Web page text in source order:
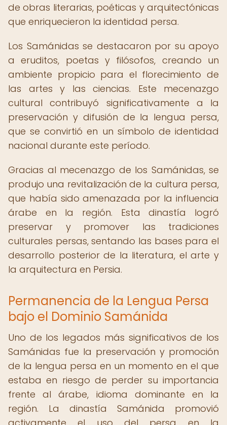
de obras literarias, poéticas y arquitectónicas
que enriquecieron la identidad persa.
Los Samánidas se destacaron por su apoyo
a eruditos, poetas y filósofos, creando un
ambiente propicio para el florecimiento de
las artes y las ciencias. Este mecenazgo
cultural contribuyó significativamente a la
preservación y difusión de la lengua persa,
que se convirtió en un símbolo de identidad
nacional durante este período.
Gracias al mecenazgo de los Samánidas, se
produjo una revitalización de la cultura persa,
que había sido amenazada por la influencia
árabe en la región. Esta dinastía logró
preservar y promover las tradiciones
culturales persas, sentando las bases para el
desarrollo posterior de la literatura, el arte y
la arquitectura en Persia.
Permanencia de la Lengua Persa
bajo el Dominio Samánida
Uno de los legados más significativos de los
Samánidas fue la preservación y promoción
de la lengua persa en un momento en el que
estaba en riesgo de perder su importancia
frente al árabe, idioma dominante en la
región. La dinastía Samánida promovió